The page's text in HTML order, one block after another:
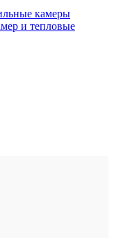
камеры
и тепловые